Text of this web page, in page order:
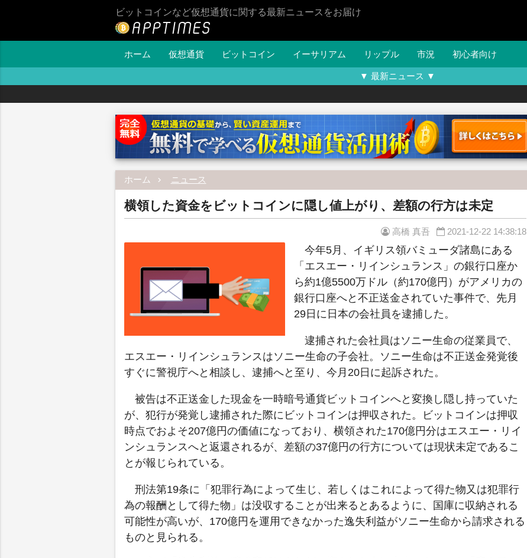
ビットコインなど仮想通貨に関する最新ニュースをお届け
ホーム 仮想通貨 ビットコイン イーサリアム リップル 市況 初心者向け
▼ 最新ニュース ▼
ホーム ニュース
横領した資金をビットコインに隠し値上がり、差額の行方は未定
高橋 真吾 2021-12-22 14:38:18
今年5月、イギリス領バミューダ諸島にある
「エスエー・リインシュランス」の銀行口座か
ら約1億5500万ドル（約170億円）がアメリカの
銀行口座へと不正送金されていた事件で、先月
29日に日本の会社員を逮捕した。
逮捕された会社員はソニー生命の従業員で、
エスエー・リインシュランスはソニー生命の子会社。ソニー生命は不正送金発覚後
すぐに警視庁へと相談し、逮捕へと至り、今月20日に起訴された。
被告は不正送金した現金を一時暗号通貨ビットコインへと変換し隠し持っていた
が、犯行が発覚し逮捕された際にビットコインは押収された。ビットコインは押収
時点でおよそ207億円の価値になっており、横領された170億円分はエスエー・リイ
ンシュランスへと返還されるが、差額の37億円の行方については現状未定であるこ
とが報じられている。
刑法第19条に「犯罪行為によって生じ、若しくはこれによって得た物又は犯罪行
為の報酬として得た物」は没収することが出来るとあるように、国庫に収納される
可能性が高いが、170億円を運用できなかった逸失利益がソニー生命から請求される
ものと見られる。